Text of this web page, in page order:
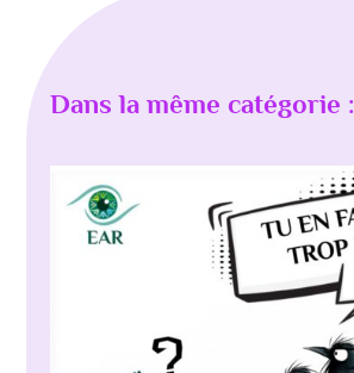
Dans la même catégorie :